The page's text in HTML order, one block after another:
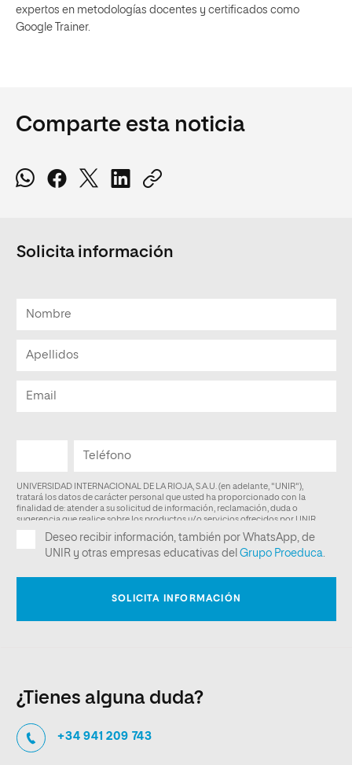
expertos en metodologías docentes y certificados como
Google Trainer.
Comparte esta noticia
Solicita información
¿Tienes alguna duda?
+34 941 209 743